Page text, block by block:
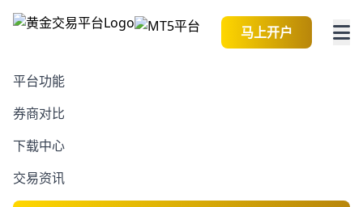
马上开户
平台功能
券商对比
下载中心
交易资讯
2026-08-08 04:49:58
花旗与法兴预测欧洲股市
将进入横盘震荡期